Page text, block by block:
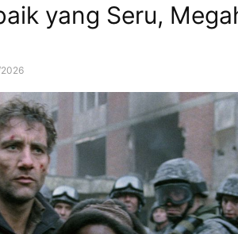
yang Seru,